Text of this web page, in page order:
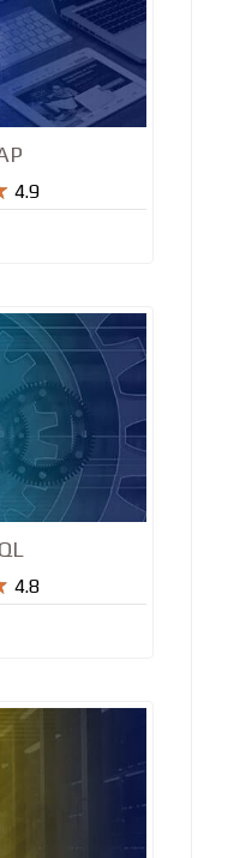
4.9
4.8